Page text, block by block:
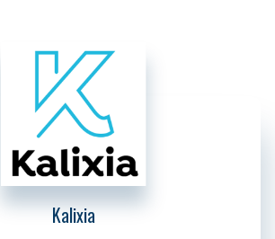
Kalixia